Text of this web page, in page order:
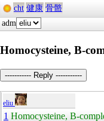
cht 健康 骨骼
adm
Homocysteine, B-
----------- Reply -----------
eliu
1 Homocysteine, B-